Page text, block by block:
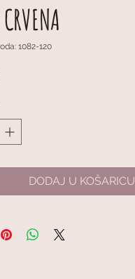
1082-120
DODAJ U KOŠARICU